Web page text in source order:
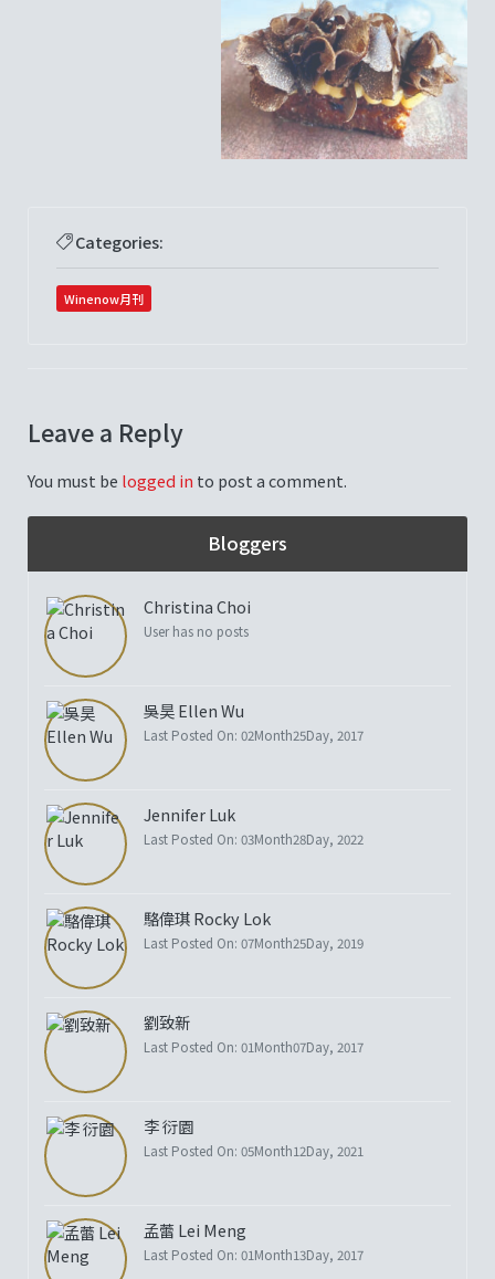
Categories:
Winenow月刊
Leave a Reply
You must be logged in to post a comment.
Bloggers
Christina Choi
User has no posts
吳昊 Ellen Wu
Last Posted On: 02Month25Day, 2017
Jennifer Luk
Last Posted On: 03Month28Day, 2022
駱偉琪 Rocky Lok
Last Posted On: 07Month25Day, 2019
劉致新
Last Posted On: 01Month07Day, 2017
李 衍園
Last Posted On: 05Month12Day, 2021
孟蕾 Lei Meng
Last Posted On: 01Month13Day, 2017